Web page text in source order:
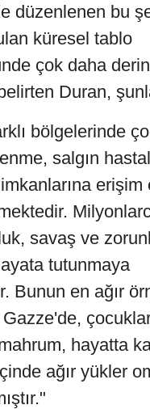
düzenlenen bu
küresel tablo
çok daha
Duran,
bölgelerinde
salgın
savaş ve
tutunmaya
Bunun en ağır
hayatta
ağır yükler